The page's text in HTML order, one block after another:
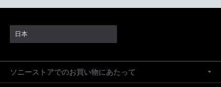
日本
ソニーストアでのお買い物にあたって